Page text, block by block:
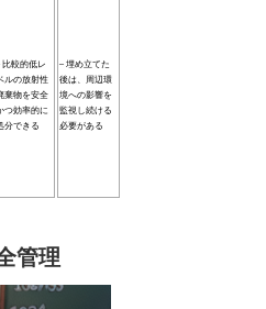
比較的低レ
ルの放射性
棄物を安全
つ効率的に
分できる
– 埋め立てた
後は、周辺環
境への影響を
監視し続ける
必要がある
管理